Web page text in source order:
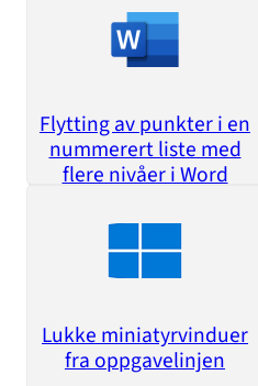
Flytting av punkter i en
nummerert liste med
flere nivåer i Word
Lukke miniatyrvinduer
fra oppgavelinjen